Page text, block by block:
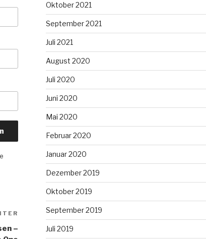
Nächster
–
Oktober 2021
September 2021
Juli 2021
August 2020
Juli 2020
Juni 2020
Mai 2020
Februar 2020
Januar 2020
Dezember 2019
Oktober 2019
September 2019
Juli 2019